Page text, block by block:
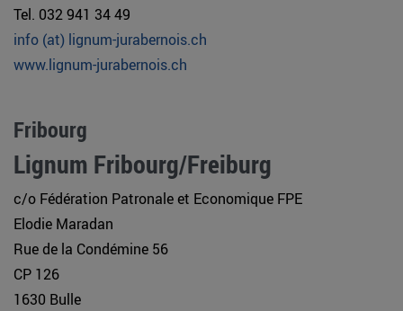
Tel. 032 941 34 49
info (at) lignum-jurabernois.ch
www.lignum-jurabernois.ch
Fribourg
Lignum Fribourg/Freiburg
c/o Fédération Patronale et Economique FPE
Elodie Maradan
Rue de la Condémine 56
CP 126
1630 Bulle